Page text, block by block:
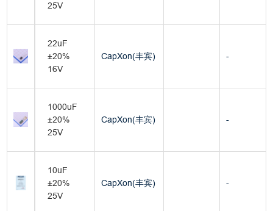
25V
22uF
±20%
16V
CapXon(丰宾) -
1000uF
±20%
25V
CapXon(丰宾) -
10uF
±20%
25V
CapXon(丰宾) -